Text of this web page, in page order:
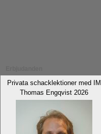
Privata schacklektioner med IM
Thomas Engqvist 2026